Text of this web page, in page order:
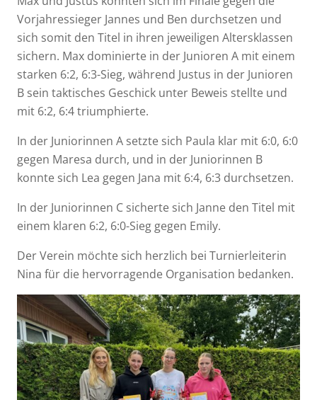
Vorjahressieger Jannes und Ben durchsetzen und
sich somit den Titel in ihren jeweiligen Altersklassen
sichern. Max dominierte in der Junioren A mit einem
starken 6:2, 6:3-Sieg, während Justus in der Junioren
B sein taktisches Geschick unter Beweis stellte und
mit 6:2, 6:4 triumphierte.
In der Juniorinnen A setzte sich Paula klar mit 6:0, 6:0
gegen Maresa durch, und in der Juniorinnen B
konnte sich Lea gegen Jana mit 6:4, 6:3 durchsetzen.
In der Juniorinnen C sicherte sich Janne den Titel mit
einem klaren 6:2, 6:0-Sieg gegen Emily.
Der Verein möchte sich herzlich bei Turnierleiterin
Nina für die hervorragende Organisation bedanken.